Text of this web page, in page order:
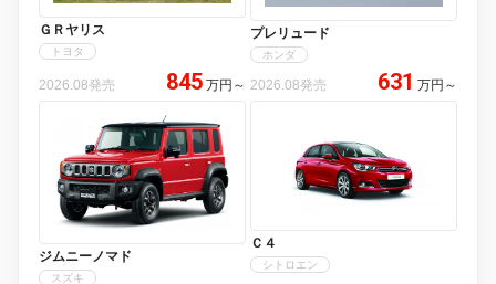
ＧＲヤリス
トヨタ
2026.08発売 845 万円 ～
プレリュード
ホンダ
2026.08発売 631 万円 ～
ジムニーノマド
スズキ
Ｃ４
シトロエン